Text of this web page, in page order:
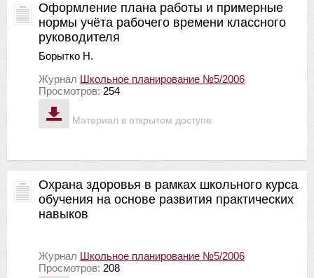
Материал в открытом доступе
Оформление плана работы и примерные
нормы учёта рабочего времени классного
руководителя
Борытко Н.
Журнал Школьное планирование №5/2006
Просмотров: 254
Охрана здоровья в рамках школьного курса
обучения на основе развития практических
навыков
Журнал Школьное планирование №5/2006
Просмотров: 208